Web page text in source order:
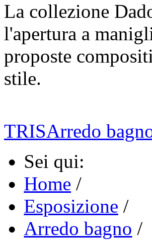
La collezione
l'apertura a
proposte
stile.
TRISArredo
Sei qui:
Home /
Esposizione /
Arredo bagno /